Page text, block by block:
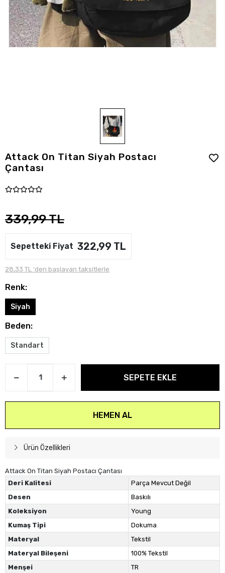
Attack On Titan Siyah Postacı
Çantası
339,99 TL
Sepetteki Fiyat 322,99 TL
28,33 TL 'den başlayan taksitlerle
Renk:
Siyah
Beden:
Standart
SEPETE EKLE
HEMEN AL
Ürün Özellikleri
Attack On Titan Siyah Postacı Çantası
Deri Kalitesi
Parça Mevcut Değil
Desen
Baskılı
Koleksiyon
Young
Kumaş Tipi
Dokuma
Materyal
Tekstil
Materyal Bileşeni
100% Tekstil
Menşei
TR